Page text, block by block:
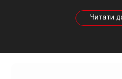
залежності від тварини
будуть змінюватися, так
підійде для людей, які сидять